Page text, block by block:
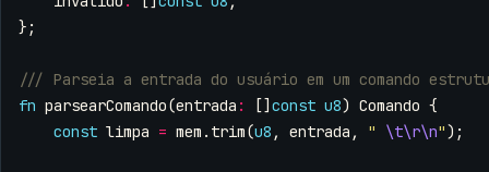
};
fn parsearComando(entrada : [] const u8) Comando {
const limpa = mem . trim(u8 , entrada , " \t\r\n");